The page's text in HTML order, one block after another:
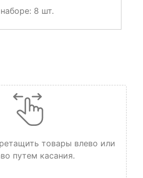
8 шт.
товары влево или
путем касания.